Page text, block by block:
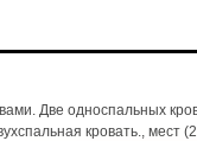
Две односпальных
кровать., мест